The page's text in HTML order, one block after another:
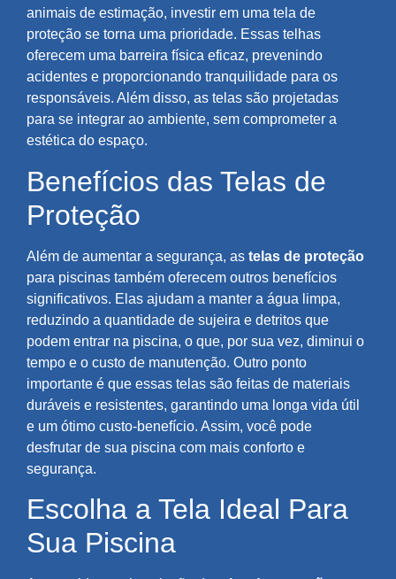
animais de estimação, investir em uma tela de
proteção se torna uma prioridade. Essas telhas
oferecem uma barreira física eficaz, prevenindo
acidentes e proporcionando tranquilidade para os
responsáveis. Além disso, as telas são projetadas
para se integrar ao ambiente, sem comprometer a
estética do espaço.
Benefícios das Telas de
Proteção
Além de aumentar a segurança, as telas de proteção
para piscinas também oferecem outros benefícios
significativos. Elas ajudam a manter a água limpa,
reduzindo a quantidade de sujeira e detritos que
podem entrar na piscina, o que, por sua vez, diminui o
tempo e o custo de manutenção. Outro ponto
importante é que essas telas são feitas de materiais
duráveis e resistentes, garantindo uma longa vida útil
e um ótimo custo-benefício. Assim, você pode
desfrutar de sua piscina com mais conforto e
segurança.
Escolha a Tela Ideal Para
Sua Piscina